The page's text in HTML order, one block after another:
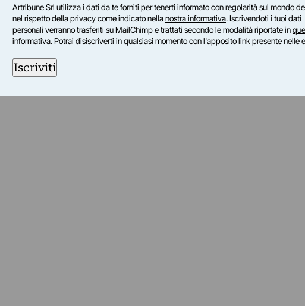
il dj set di Franko B, artista eclettico che mostra il
la console.
Artribune Srl utilizza i dati da te forniti per tenerti informato con regolarità sul mondo
nel rispetto della privacy come indicato nellanostra informativa. Iscrivendoti i tuoi dati
personali verranno trasferiti su MailChimp e trattati secondo le modalità riportate in
informativa. Potrai disiscriverti in qualsiasi momento con l'apposito link presente nelle
Iscriviti